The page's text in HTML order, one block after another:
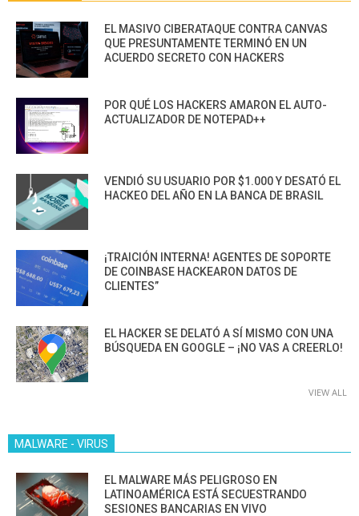
EL MASIVO CIBERATAQUE CONTRA CANVAS
QUE PRESUNTAMENTE TERMINÓ EN UN
ACUERDO SECRETO CON HACKERS
POR QUÉ LOS HACKERS AMARON EL AUTO-
ACTUALIZADOR DE NOTEPAD++
VENDIÓ SU USUARIO POR $1.000 Y DESATÓ EL
HACKEO DEL AÑO EN LA BANCA DE BRASIL
¡TRAICIÓN INTERNA! AGENTES DE SOPORTE
DE COINBASE HACKEARON DATOS DE
CLIENTES”
EL HACKER SE DELATÓ A SÍ MISMO CON UNA
BÚSQUEDA EN GOOGLE – ¡NO VAS A CREERLO!
VIEW ALL
MALWARE - VIRUS
EL MALWARE MÁS PELIGROSO EN
LATINOAMÉRICA ESTÁ SECUESTRANDO
SESIONES BANCARIAS EN VIVO